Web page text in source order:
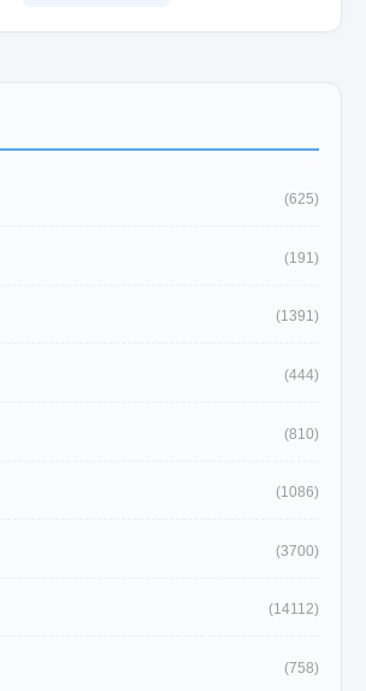
(625)
(191)
(1391)
(444)
(810)
(1086)
(3700)
(14112)
(758)